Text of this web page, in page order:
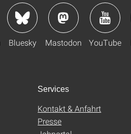
Bluesky Mastodon YouTube
Services
Kontakt & Anfahrt
Presse